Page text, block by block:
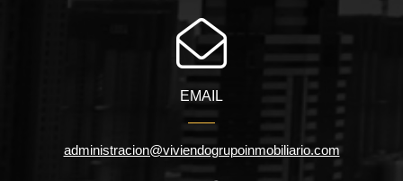
EMAIL
administracion@viviendogrupoinmobiliario.com